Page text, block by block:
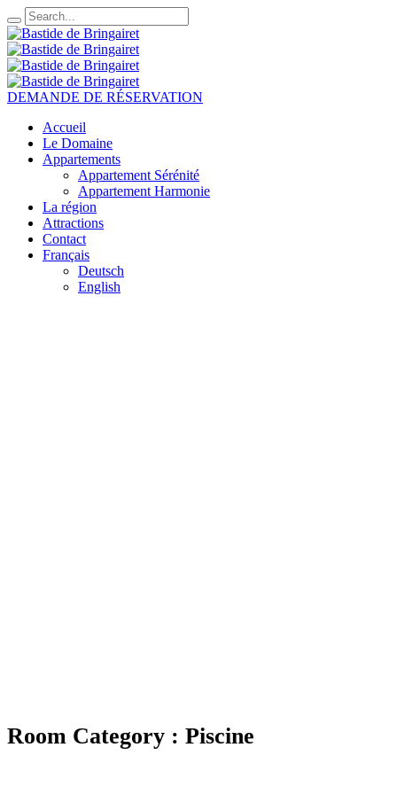
DEMANDE DE RÉSERVATION
Accueil
Le Domaine
Appartements
Appartement Sérénité
Appartement Harmonie
La région
Attractions
Contact
Français
Deutsch
English
Room Category : Piscine